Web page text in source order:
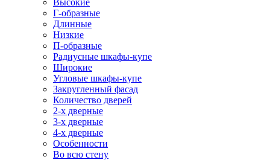
Высокие
Г-образные
Длинные
Низкие
П-образные
Радиусные шкафы-купе
Широкие
Угловые шкафы-купе
Закругленный фасад
Количество дверей
2-х дверные
3-х дверные
4-х дверные
Особенности
Во всю стену